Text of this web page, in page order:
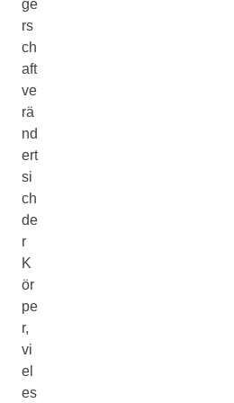
ge
rs
ch
aft
ve
rä
nd
ert
si
ch
de
r
K
ör
pe
r,
vi
el
es